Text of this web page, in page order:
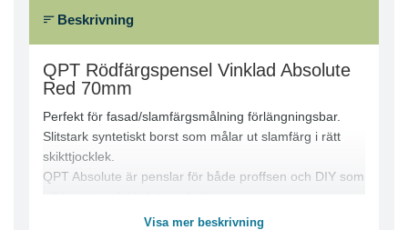
Beskrivning
QPT Rödfärgspensel Vinklad Absolute
Red 70mm
Perfekt för fasad/slamfärgsmålning förlängningsbar.
Slitstark syntetiskt borst som målar ut slamfärg i rätt
skikttjocklek.
QPT Absolute är penslar för både proffsen och DIY som
Visa mer beskrivning